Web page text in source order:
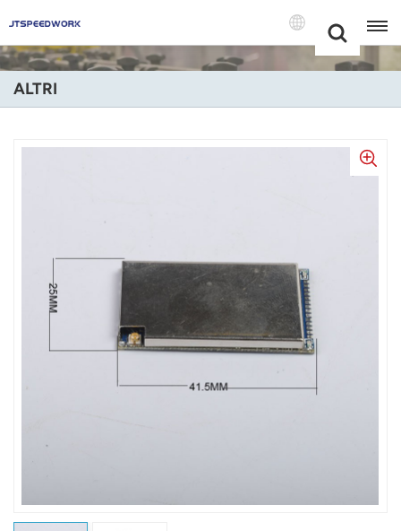
+86 -18681515767
English
Français
Italiano
Español
Português
Nederland
ALTRI